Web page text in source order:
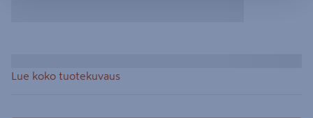
Lue koko tuotekuvaus